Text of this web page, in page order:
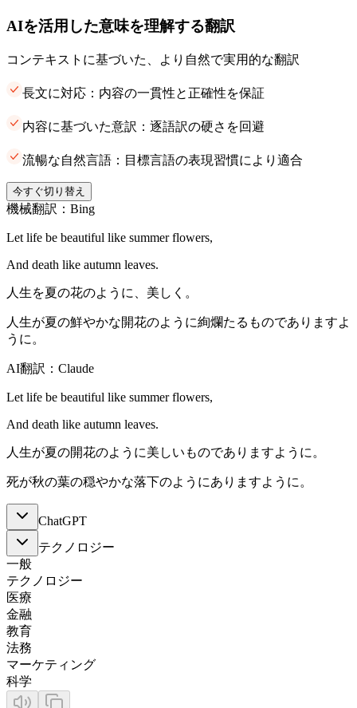
AIを活用した意味を理解する翻訳
コンテキストに基づいた、より自然で実用的な翻訳
長文に対応：内容の一貫性と正確性を保証
内容に基づいた意訳：逐語訳の硬さを回避
流暢な自然言語：目標言語の表現習慣により適合
今すぐ切り替え
機械翻訳：Bing
Let life be beautiful like summer flowers,
And death like autumn leaves.
人生を夏の花のように、美しく。
人生が夏の鮮やかな開花のように絢爛たるものでありますよ
うに。
AI翻訳：Claude
Let life be beautiful like summer flowers,
And death like autumn leaves.
人生が夏の開花のように美しいものでありますように。
死が秋の葉の穏やかな落下のようにありますように。
ChatGPT
テクノロジー
一般
テクノロジー
医療
金融
教育
法務
マーケティング
科学